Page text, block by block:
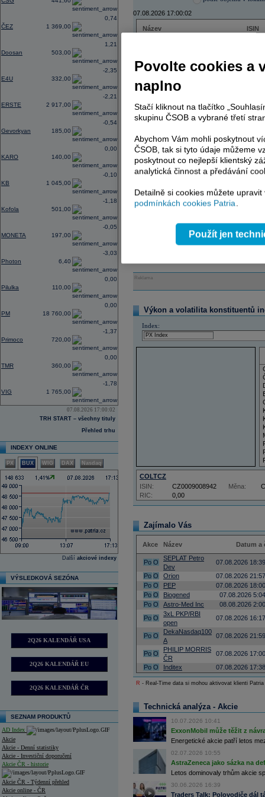
ČEZ 1 369,00
0,74
Doosan 503,00
1,21
E4U 332,00
-2,35
ERSTE 2 917,00
-2,21
Gevorkyan 185,00
-0,54
KARO 140,00
0,00
KB 1 045,00
-0,10
Kofola 501,00
-1,18
MONETA 197,00
-0,05
Photon 6,40
-3,03
Pilulka 110,00
0,00
PM 18 760,00
0,00
Primoco 720,00
-1,37
TMR 360,00
0,00
VIG 1 765,00
-1,78
07.08.2026 17:00:02
TRH START – všechny tituly
Přehled trhu
INDEXY ONLINE
PX BUX WIG DAX Nasdaq
Další akciové indexy
VÝSLEDKOVÁ SEZÓNA
2Q26 KALENDÁŘ USA
2Q26 KALENDÁŘ EU
2Q26 KALENDÁŘ ČR
SEZNAM PRODUKTŮ
AD Index
Akcie
Akcie - Denní statistiky
Akcie - Investiční doporučení
Akcie ČR - historie
Akcie ČR - Týdenní přehled
Akcie online - ČR
07.08.2026 17:00:02
Název
ISIN
ERSTE BANK
TMR
AD index - vývoj
Region
Reklama
Výkon a volatilita konstituentů
Index:
COLTCZ
RIC: 0,00
ISIN: CZ0009008942 Měna:
Zajímalo Vás
Akce Název Datum a
Po O
SEPLAT Petro
Dev
07.08.2026
Po O Orion
07.08.2026
Po O PEP
07.08.2026
Po O Biogened
07.08.2026
Po O Astro-Med Inc
08.08.2026
Po O
3xL PKP/RBI
open
07.08.2026
Po O
DekaNasdaq100
A
07.08.2026
Po O
PHILIP MORRIS
ČR
07.08.2026
Po O Inditex 07.08.2026
R - Real-Time data si mohou aktivovat klienti
Technická analýza - Akcie
10.07.2026 10:41
ExxonMobil může těžit z
Energetické akcie patří letos
02.07.2026 10:55
AstraZeneca jako sázka na
Letos dominovaly trhům akcie
30.06.2026 16:39
Traders Talk: Polovodiče dál
Povolte cookies a
naplno
Stačí kliknout na tlačítko
skupinu ČSOB a vybrané třetí
Abychom Vám mohli poskytnout
ČSOB, tak si tyto údaje můžeme
poskytnout co nejlepší klientský
analytická činnost a předávání
Detailně si cookies můžete
podmínkách cookies Patria.
Použít jen